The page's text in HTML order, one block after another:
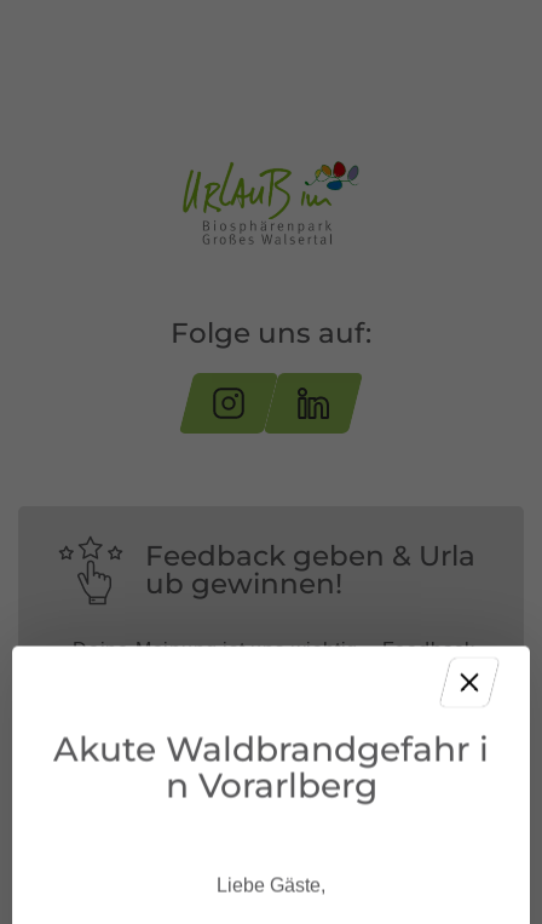
Folge uns auf:
Feedback geben & Urla
ub gewinnen!
Deine Meinung ist uns wichtig – Feedback
geben und mit etwas Glück unvergessliche
Urlaubserlebnisse in Österreich gewinnen.
JETZT MITMACHEN!
Akute Waldbrandgefahr i
n Vorarlberg
Liebe Gäste,